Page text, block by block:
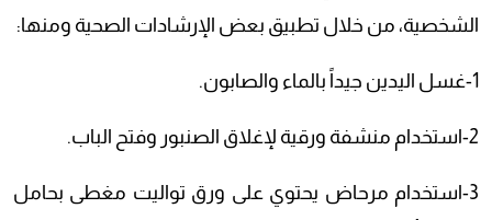
الشخصية، من خلال تطبيق بعض الإرشادات الصحية ومنها:
1-غسل اليدين جيداً بالماء والصابون.
2-استخدام منشفة ورقية لإغلاق الصنبور وفتح الباب.
3-استخدام مرحاض يحتوي على ورق تواليت مغطى بحامل